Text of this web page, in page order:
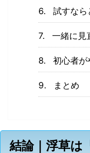
試すなら
一緒に見
初心者が
まとめ
結論｜浮草は